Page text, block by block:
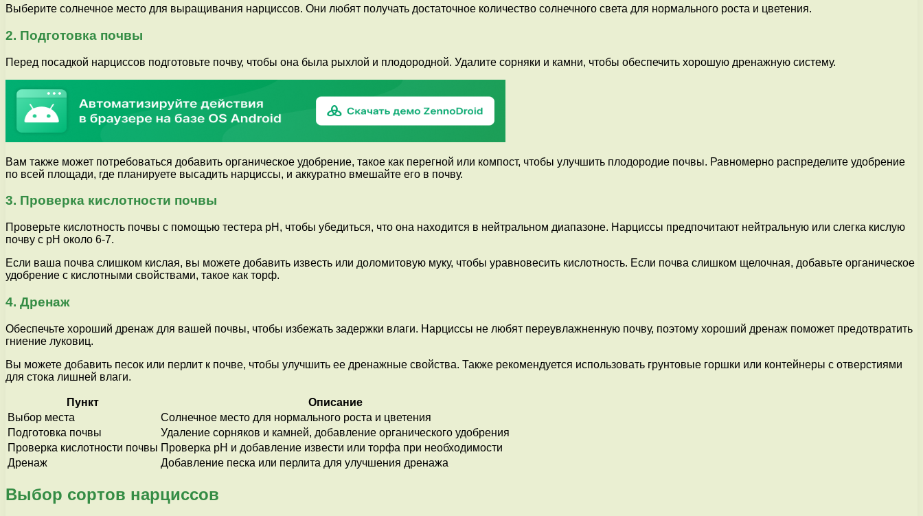
Выберите солнечное место для выращивания нарциссов. Они любят получать достаточное количество солнечного света для нормального роста и цветения.
2. Подготовка почвы
Перед посадкой нарциссов подготовьте почву, чтобы она была рыхлой и плодородной. Удалите сорняки и камни, чтобы обеспечить хорошую дренажную систему.
Вам также может потребоваться добавить органическое удобрение, такое как перегной или компост, чтобы улучшить плодородие почвы. Равномерно распределите удобрение
по всей площади, где планируете высадить нарциссы, и аккуратно вмешайте его в почву.
3. Проверка кислотности почвы
Проверьте кислотность почвы с помощью тестера pH, чтобы убедиться, что она находится в нейтральном диапазоне. Нарциссы предпочитают нейтральную или слегка кислую
почву с pH около 6-7.
Если ваша почва слишком кислая, вы можете добавить известь или доломитовую муку, чтобы уравновесить кислотность. Если почва слишком щелочная, добавьте органическое
удобрение с кислотными свойствами, такое как торф.
4. Дренаж
Обеспечьте хороший дренаж для вашей почвы, чтобы избежать задержки влаги. Нарциссы не любят переувлажненную почву, поэтому хороший дренаж поможет предотвратить
гниение луковиц.
Вы можете добавить песок или перлит к почве, чтобы улучшить ее дренажные свойства. Также рекомендуется использовать грунтовые горшки или контейнеры с отверстиями
для стока лишней влаги.
Пункт
Описание
Выбор места
Солнечное место для нормального роста и цветения
Подготовка почвы
Удаление сорняков и камней, добавление органического удобрения
Проверка кислотности почвы Проверка pH и добавление извести или торфа при необходимости
Дренаж
Добавление песка или перлита для улучшения дренажа
Выбор сортов нарциссов